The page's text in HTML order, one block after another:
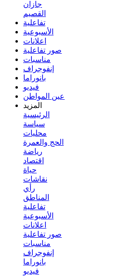
جازان
القصيم
تفاعلية
الأسبوعية
اعلانات
صور تفاعلية
مناسبات
إنفوجراف
بانوراما
فيديو
عين المواطن
المزيد
الرئيسية
سياسة
محليات
الحج والعمرة
رياضة
اقتصاد
حياة
نقاشات
رأي
المناطق
تفاعلية
الأسبوعية
اعلانات
صور تفاعلية
مناسبات
إنفوجراف
بانوراما
فيديو